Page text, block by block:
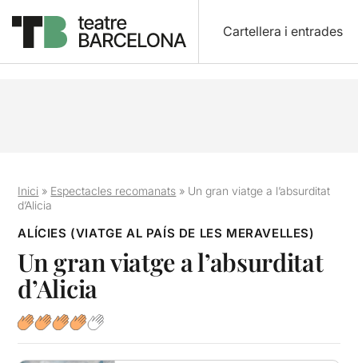
Cartellera i entrades
Inici » Espectacles recomanats » Un gran viatge a l’absurditat
d’Alicia
ALÍCIES (VIATGE AL PAÍS DE LES MERAVELLES)
Un gran viatge a l’absurditat
d’Alicia